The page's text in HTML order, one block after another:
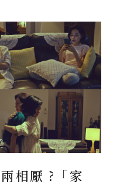
相厭 ?「家